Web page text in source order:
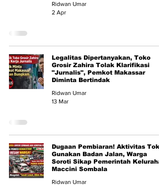
Ridwan Umar
2 Apr
Legalitas Dipertanyakan, Toko
Grosir Zahira Tolak Klarifikasi
"Jurnalis", Pemkot Makassar
Diminta Bertindak
Ridwan Umar
13 Mar
Dugaan Pembiaran! Aktivitas
Gunakan Badan Jalan, Warga
Soroti Sikap Pemerintah
Maccini Sombala
Ridwan Umar